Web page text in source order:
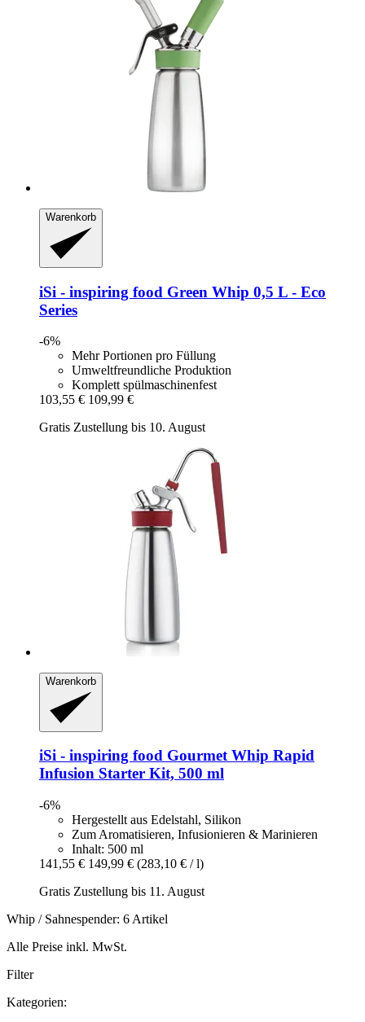
Warenkorb
iSi - inspiring food Green Whip 0,5 L -​ Eco
Series
-6%
Mehr Portionen pro Füllung
Umweltfreundliche Produktion
Komplett spülmaschinenfest
103,55 € 109,99 €
Gratis Zustellung bis 10. August
Warenkorb
iSi - inspiring food Gourmet Whip Rapid
Infusion Starter Kit, 500 ml
-6%
Hergestellt aus Edelstahl, Silikon
Zum Aromatisieren, Infusionieren & Marinieren
Inhalt: 500 ml
141,55 € 149,99 € (283,10 € / l)
Gratis Zustellung bis 11. August
Whip / Sahnespender: 6 Artikel
Alle Preise inkl. MwSt.
Filter
Kategorien: